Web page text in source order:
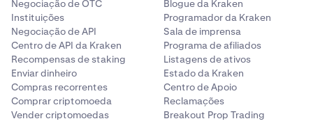
Negociação de OTC
Instituições
Negociação de API
Centro de API da Kraken
Recompensas de staking
Enviar dinheiro
Compras recorrentes
Comprar criptomoeda
Vender criptomoedas
Blogue da Kraken
Programador da Kraken
Sala de imprensa
Programa de afiliados
Listagens de ativos
Estado da Kraken
Centro de Apoio
Reclamações
Breakout Prop Trading